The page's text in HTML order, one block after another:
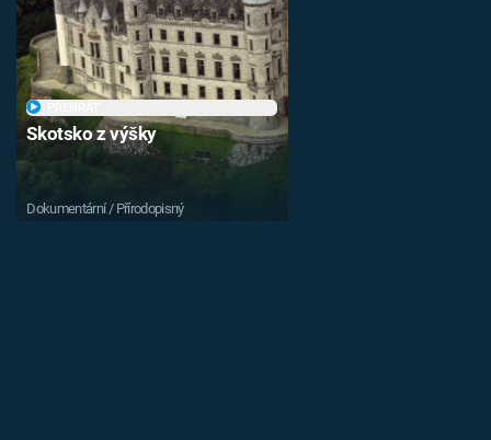
Skotsko z výšky
Dokumentární / Přírodopisný